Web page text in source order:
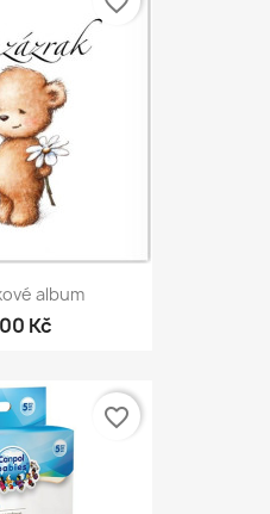
album
Kč
favorite_border